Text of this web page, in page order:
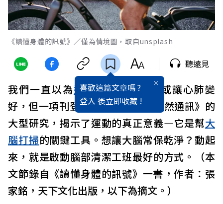
《讀懂身體的訊號》／僅為情境圖，取自unsplash
喜歡這篇文章嗎 ?
登入 後立即收藏 !
聽遠見
我們一直以為運動只是為了減肥或讓心肺變
好，但一項刊登於2025 年4 月《自然通訊》的
大型研究，揭示了運動的真正意義—它是幫大
腦打掃的關鍵工具。想讓大腦常保乾淨？動起
來，就是啟動腦部清潔工班最好的方式。（本
文節錄自《讀懂身體的訊號》一書，作者：張
家銘，天下文化出版，以下為摘文。）